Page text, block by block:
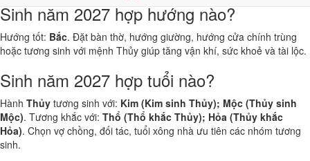
Sinh năm 2027 hợp hướng nào?
Hướng tốt: Bắc. Đặt bàn thờ, hướng giường, hướng cửa chính trùng
hoặc tương sinh với mệnh Thủy giúp tăng vận khí, sức khoẻ và tài lộc.
Sinh năm 2027 hợp tuổi nào?
Hành Thủy tương sinh với: Kim (Kim sinh Thủy); Mộc (Thủy sinh
Mộc). Tương khắc với: Thổ (Thổ khắc Thủy); Hỏa (Thủy khắc
Hỏa). Chọn vợ chồng, đối tác, tuổi xông nhà ưu tiên các nhóm tương
sinh.